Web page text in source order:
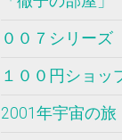
００７シリーズ
１００円ショッ
2001年宇宙の旅